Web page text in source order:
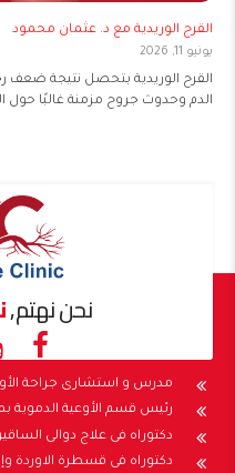
القرح الوريدية مع د. عثمان محمود
يونيو 11, 2026
القرح الوريدية بتحصل نتيجة ضعف
الدم وحدوث جروح مزمنة غالبًا حول
نحن نهتم,
مدرس و استشارى جراحة
رئيس قسم الأوعية الدموية
دكتوراه فى علاج دوالى
دكتوراه فى قسطرة الاوردة